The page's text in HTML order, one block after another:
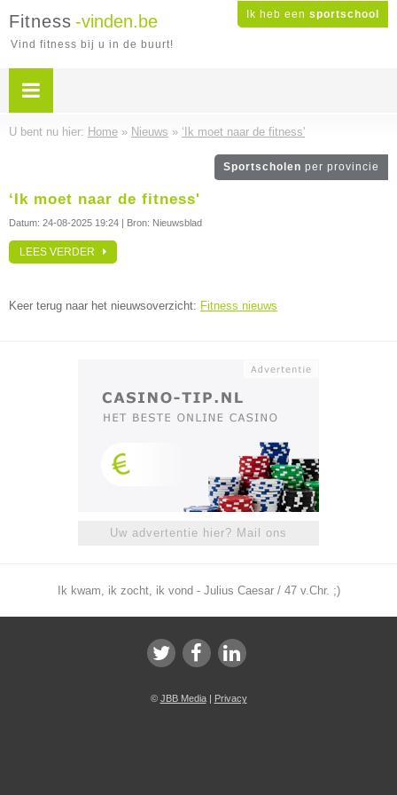
Ik heb een sportschool
Fitness -vinden.be
Vind fitness bij u in de buurt!
U bent nu hier: Home » Nieuws » ‘Ik moet naar de fitness'
Sportscholen per provincie
‘Ik moet naar de fitness'
Datum: 24-08-2025 19:24 | Bron: Nieuwsblad
LEES VERDER
Keer terug naar het nieuwsoverzicht: Fitness nieuws
Uw advertentie hier? Mail ons
Ik kwam, ik zocht, ik vond - Julius Caesar / 47 v.Chr. ;)
© JBB Media| Privacy